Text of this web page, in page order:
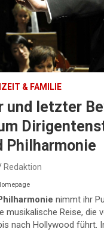
& FAMILIE
und letzter
Philharmonie
Redaktion
nimmt ihr
musikalische Reise, die
nach Hollywood führt.